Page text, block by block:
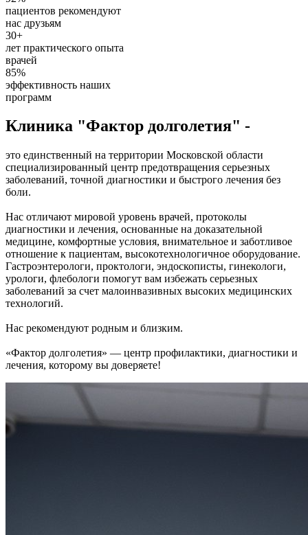
пациентов рекомендуют
нас друзьям
30+
лет практического опыта
врачей
85%
эффективность наших
программ
Клиника "Фактор долголетия" -
это единственный на территории Московской области
специализированный центр предотвращения серьезных
заболеваний, точной диагностики и быстрого лечения без
боли.
Нас отличают мировой уровень врачей, протоколы
диагностики и лечения, основанные на доказательной
медицине, комфортные условия, внимательное и заботливое
отношение к пациентам, высокотехнологичное оборудование.
Гастроэнтерологи, проктологи, эндоскописты, гинекологи,
урологи, флебологи помогут вам избежать серьезных
заболеваний за счет малоинвазивных высоких медицинских
технологий.
Нас рекомендуют родным и близким.
«Фактор долголетия» — центр профилактики, диагностики и
лечения, которому вы доверяете!